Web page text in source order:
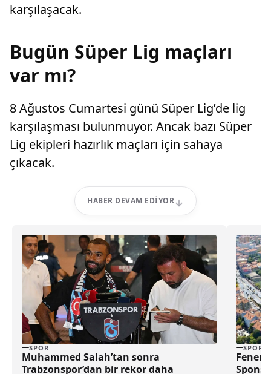
karşılaşacak.
Bugün Süper Lig maçları
var mı?
8 Ağustos Cumartesi günü Süper Lig’de lig
karşılaşması bulunmuyor. Ancak bazı Süper
Lig ekipleri hazırlık maçları için sahaya
çıkacak.
HABER DEVAM EDIYOR
SPOR
Muhammed Salah’tan sonra
Trabzonspor’dan bir rekor daha
SPOR